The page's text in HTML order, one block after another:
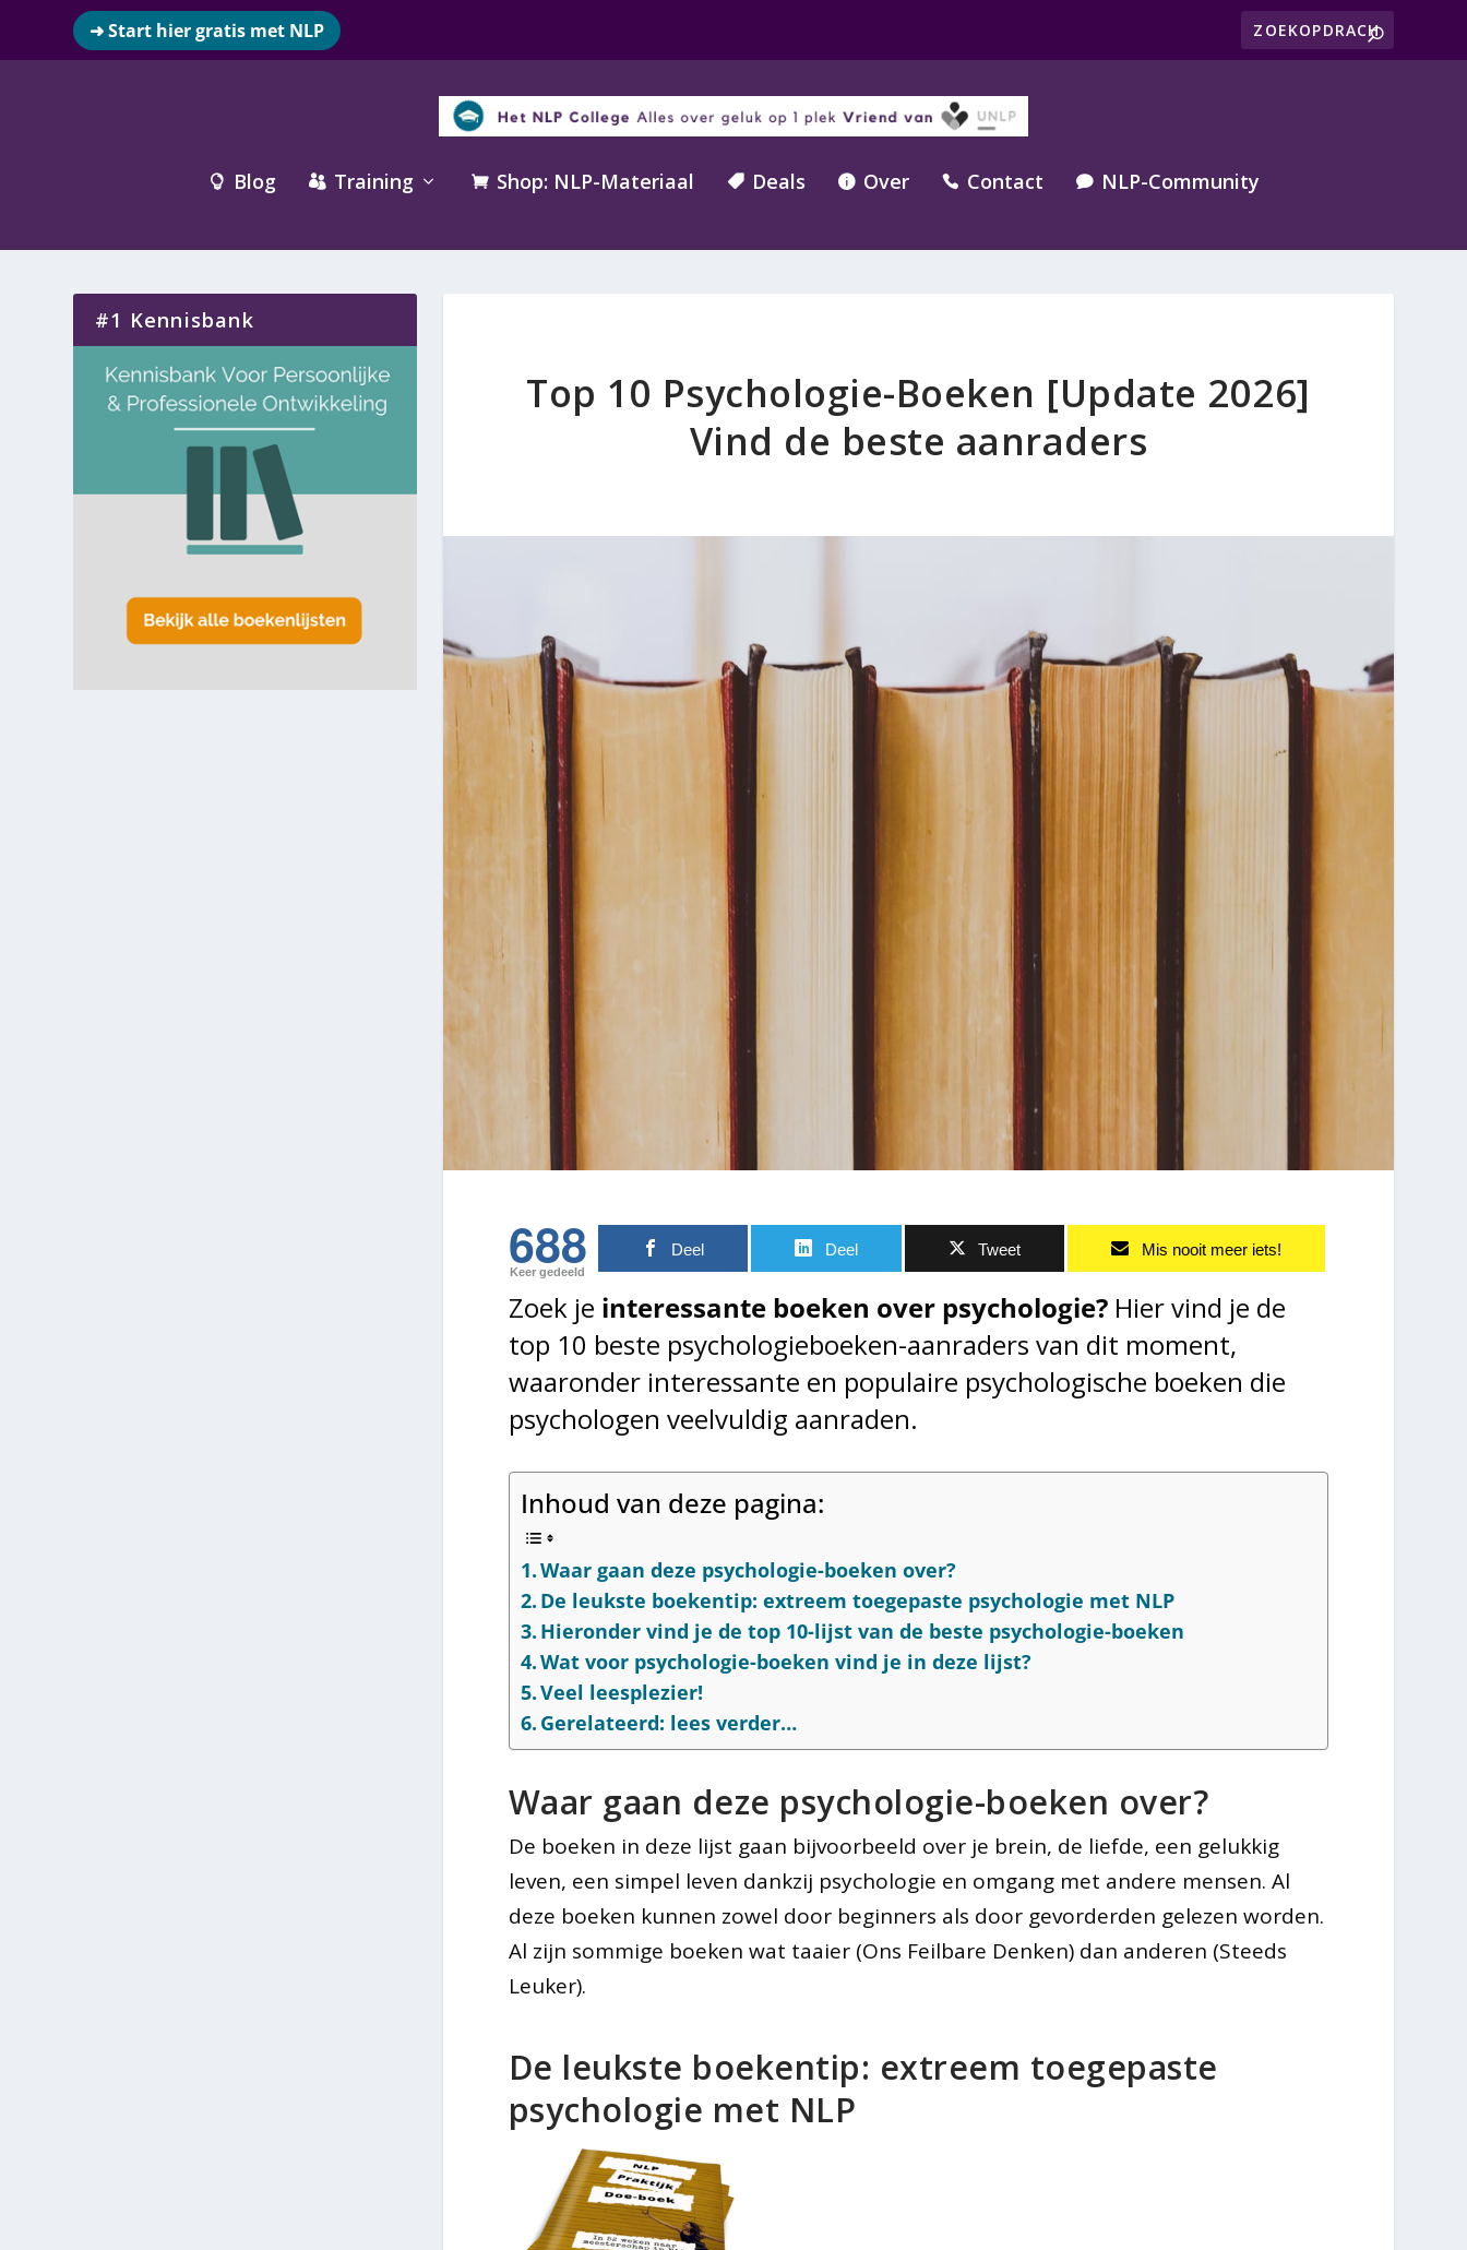
➜ Start hier gratis met NLP
 Blog  Training  Shop: NLP-Materiaal  Deals  Over  Contact  NLP-Community
Top 10 Psychologie-Boeken [Update 2026]
Vind de beste aanraders
688
Keer gedeeld
Deel Deel Tweet Mis nooit meer iets!
Zoek je interessante boeken over psychologie?Hier vind je de
top 10 beste psychologieboeken-aanraders van dit moment,
waaronder interessante en populaire psychologische boeken die
psychologen veelvuldig aanraden.
Inhoud van deze pagina:
Waar gaan deze psychologie-boeken over?
De leukste boekentip: extreem toegepaste psychologie met NLP
Hieronder vind je de top 10-lijst van de beste psychologie-boeken
Wat voor psychologie-boeken vind je in deze lijst?
Veel leesplezier!
Gerelateerd: lees verder…
Waar gaan deze psychologie-boeken over?
De boeken in deze lijst gaan bijvoorbeeld over je brein, de liefde, een gelukkig
leven, een simpel leven dankzij psychologie en omgang met andere mensen. Al
deze boeken kunnen zowel door beginners als door gevorderden gelezen worden.
Al zijn sommige boeken wat taaier (Ons Feilbare Denken) dan anderen (Steeds
Leuker).
De leukste boekentip: extreem toegepaste
psychologie met NLP
#1 Kennisbank